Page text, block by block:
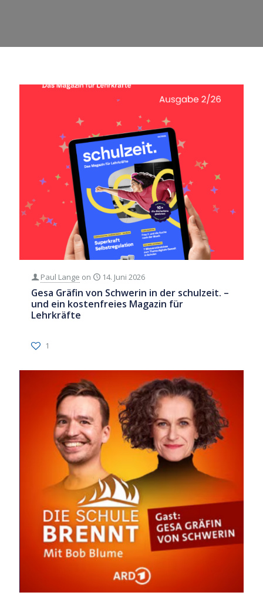
Paul Lange on 14. Juni 2026
Gesa Gräfin von Schwerin in der schulzeit. –
und ein kostenfreies Magazin für
Lehrkräfte
1